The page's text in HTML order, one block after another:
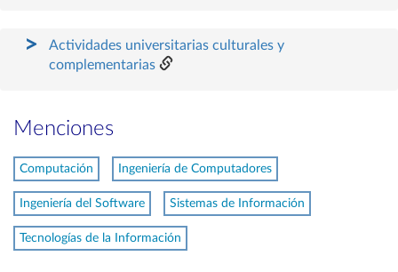
Actividades universitarias culturales y
complementarias
Menciones
Computación Ingeniería de Computadores
Ingeniería del Software Sistemas de Información
Tecnologías de la Información